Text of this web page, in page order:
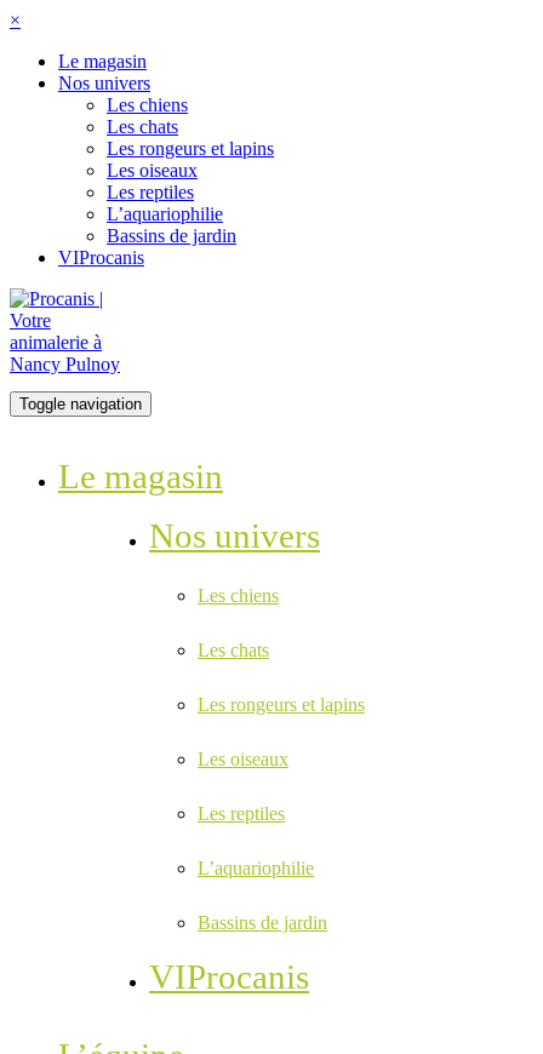
×
Le magasin
Nos univers
Les chiens
Les chats
Les rongeurs et lapins
Les oiseaux
Les reptiles
L’aquariophilie
Bassins de jardin
VIProcanis
Toggle navigation
Le magasin
Nos univers
Les chiens
Les chats
Les rongeurs et lapins
Les oiseaux
Les reptiles
L’aquariophilie
Bassins de jardin
VIProcanis